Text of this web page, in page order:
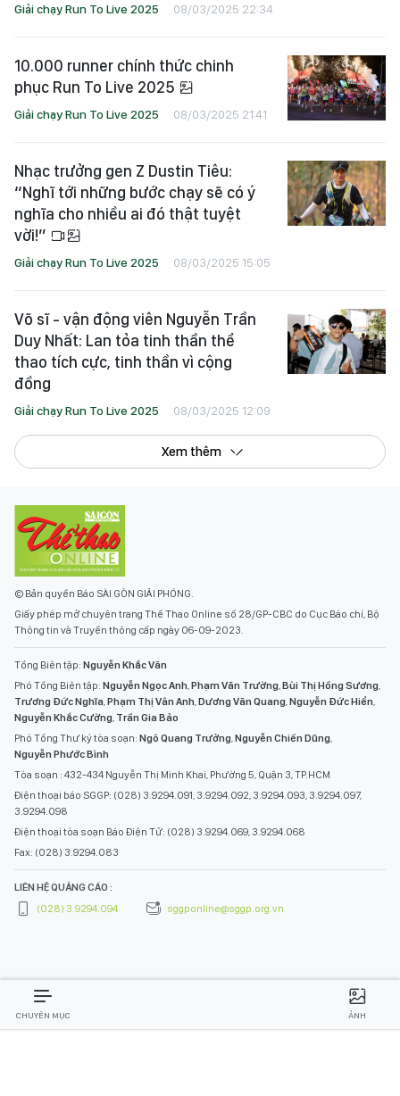
Giải chạy Run To Live 2025 08/03/2025 22:34
10.000 runner chính thức chinh
phục Run To Live 2025
Giải chạy Run To Live 2025 08/03/2025 21:41
Nhạc trưởng gen Z Dustin Tiêu:
“Nghĩ tới những bước chạy sẽ có ý
nghĩa cho nhiều ai đó thật tuyệt
vời!”
Giải chạy Run To Live 2025 08/03/2025 15:05
Võ sĩ - vận động viên Nguyễn Trần
Duy Nhất: Lan tỏa tinh thần thể
thao tích cực, tinh thần vì cộng
đồng
Giải chạy Run To Live 2025 08/03/2025 12:09
Xem thêm
© Bản quyền Báo SÀI GÒN GIẢI PHÓNG.
Giấy phép mở chuyên trang Thể Thao Online số 28/GP-CBC do Cục Báo chí, Bộ
Thông tin và Truyền thông cấp ngày 06-09-2023.
Tổng Biên tập: Nguyễn Khắc Văn
Phó Tổng Biên tập: Nguyễn Ngọc Anh Phạm Văn Trường Bùi Thị Hồng Sương
Trương Đức Nghĩa Phạm Thị Vân Anh Dương Văn Quang Nguyễn Đức Hiển
Nguyễn Khắc Cường Trần Gia Bảo
Phó Tổng Thư ký tòa soạn: Ngô Quang Trưởng Nguyễn Chiến Dũng
Nguyễn Phước Bình
Tòa soạn : 432-434 Nguyễn Thị Minh Khai, Phường 5, Quận 3, TP.HCM
Điện thoại báo SGGP: (028) 3.9294.091, 3.9294.092, 3.9294.093, 3.9294.097,
3.9294.098
Điện thoại tòa soạn Báo Điện Tử: (028) 3.9294.069, 3.9294.068
Fax: (028) 3.9294.083
LIÊN HỆ QUẢNG CÁO :
(028) 3.9294.094
sggponline@sggp.org.vn
CHUYÊN MỤC ẢNH